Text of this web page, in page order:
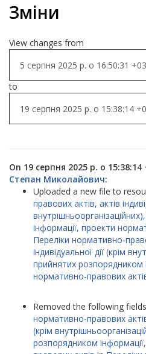
Зміни
View changes from
to
On 19 серпня 2025 р. о 15:38:14
Степан Миколайович:
Uploaded a new file to
правових актів, актів
інформації, проекти
Переліки нормативно-
індивідуальної дії (крім
прийнятих розпорядником
нормативно-правових
Removed the following
нормативно-правових
(крім
розпорядником